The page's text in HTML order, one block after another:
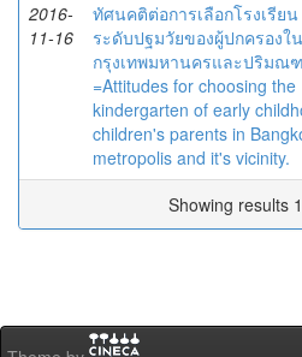
2016-
11-16
ทัศนคติต่อการเลือกโรงเรียน
ระดับปฐมวัยของผู้ปกครองใ
กรุงเทพมหานครและปริมณ
=Attitudes for choosing the
kindergarten of early
children's parents in
metropolis and it's vicinity.
Showing results